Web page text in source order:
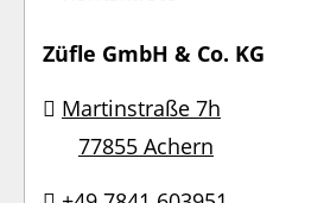
Züfle GmbH & Co. KG
Martinstraße 7h
77855 Achern